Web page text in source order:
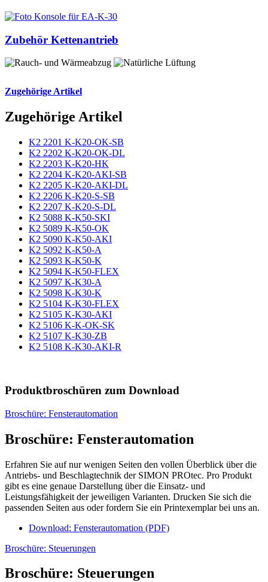
Zubehör Kettenantrieb
Zugehörige Artikel
Zugehörige Artikel
K2 2201 K-K20-OK-SB
K2 2202 K-K20-OK-DL
K2 2203 K-K20-HK
K2 2204 K-K20-AKI-SB
K2 2205 K-K20-AKI-DL
K2 2206 K-K20-S-SB
K2 2207 K-K20-S-DL
K2 5088 K-K50-SKI
K2 5089 K-K50-OK
K2 5090 K-K50-AKI
K2 5092 K-K50-A
K2 5093 K-K50-K
K2 5094 K-K50-FLEX
K2 5097 K-K30-A
K2 5098 K-K30-K
K2 5104 K-K30-FLEX
K2 5105 K-K30-AKI
K2 5106 K-K-OK-SK
K2 5107 K-K30-ZB
K2 5108 K-K30-AKI-R
Produktbroschüren zum Download
Broschüre: Fensterautomation
Broschüre: Fensterautomation
Erfahren Sie auf nur wenigen Seiten den vollen Überblick über die
Antriebs- und Beschlagtechnik der SIMON PROtec. Pro Produkt
gibt es eine genaue Darstellung über die Einsatz- und
Leistungsfähigkeit der jeweiligen Varianten. Drucken Sie sich die
passenden Seiten aus oder fordern Sie ein Printexemplar bei uns an.
Download: Fensterautomation (PDF)
Broschüre: Steuerungen
Broschüre: Steuerungen